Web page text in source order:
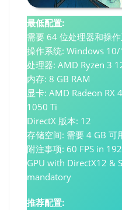
最低配置:
需要 64 位处理器和操
操作系统: Windows
处理器: AMD Ryzen 3
内存: 8 GB RAM
显卡: AMD Radeon RX
1050 Ti
DirectX 版本: 12
存储空间: 需要 4 GB 可
附注事项: 60 FPS in
GPU with DirectX12 &
mandatory
推荐配置: